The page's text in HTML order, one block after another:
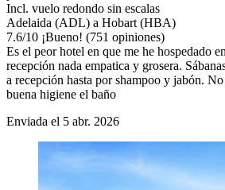
Incl. vuelo redondo sin escalas
Adelaida (ADL) a Hobart (HBA)
7.6/10 ¡Bueno! (751 opiniones)
Es el peor hotel en que me he hospedado
recepción nada empatica y grosera.
a recepción hasta por shampoo y jabón.
buena higiene el baño
Enviada el 5 abr. 2026